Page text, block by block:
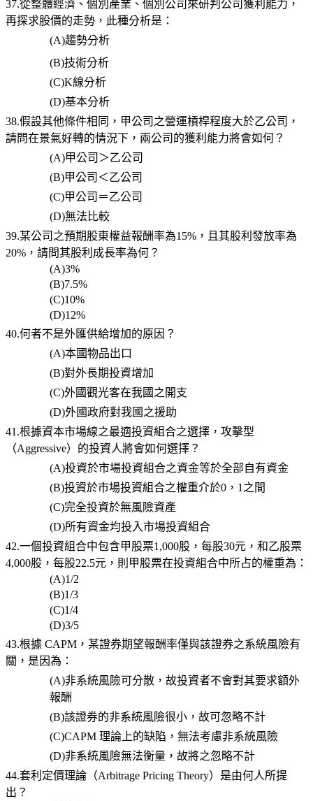
37.從整體經濟、個別產業、個別公司來研判公司獲利能力，
再探求股價的走勢，此種分析是：
(A)趨勢分析
(B)技術分析
(C)K線分析
(D)基本分析
38.假設其他條件相同，甲公司之營運槓桿程度大於乙公司，
請問在景氣好轉的情況下，兩公司的獲利能力將會如何？
(A)甲公司＞乙公司
(B)甲公司＜乙公司
(C)甲公司＝乙公司
(D)無法比較
39.某公司之預期股東權益報酬率為15%，且其股利發放率為
20%，請問其股利成長率為何？
(A)3%
(B)7.5%
(C)10%
(D)12%
40.何者不是外匯供給增加的原因？
(A)本國物品出口
(B)對外長期投資增加
(C)外國觀光客在我國之開支
(D)外國政府對我國之援助
41.根據資本市場線之最適投資組合之選擇，攻擊型
（Aggressive）的投資人將會如何選擇？
(A)投資於市場投資組合之資金等於全部自有資金
(B)投資於市場投資組合之權重介於0 ， 1 之間
(C)完全投資於無風險資產
(D)所有資金均投入市場投資組合
42.一個投資組合中包含甲股票1,000股，每股30元，和乙股票
4,000股，每股22.5元，則甲股票在投資組合中所占的權重為：
(A)1/2
(B)1/3
(C)1/4
(D)3/5
43.根據 CAPM，某證券期望報酬率僅與該證券之系統風險有
關，是因為：
(A)非系統風險可分散，故投資者不會對其要求額外
報酬
(B)該證券的非系統風險很小，故可忽略不計
(C)CAPM理論上的缺陷，無法考慮非系統風險
(D)非系統風險無法衡量，故將之忽略不計
44.套利定價理論（Arbitrage Pricing Theory）是由何人所提
出？